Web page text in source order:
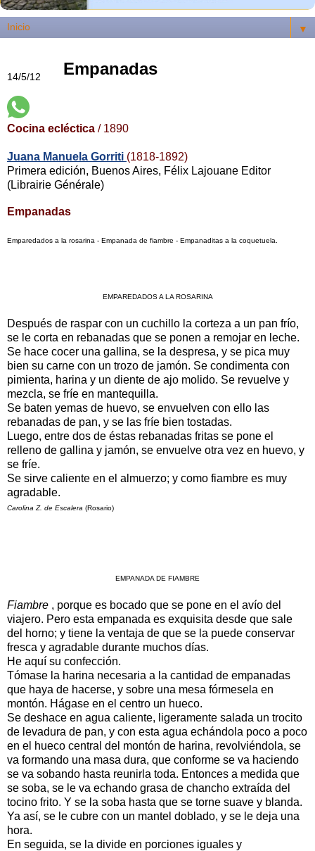
▼
14/5/12 Empanadas
Cocina ecléctica / 1890
Juana Manuela Gorriti (1818-1892)
Primera edición, Buenos Aires, Félix Lajouane Editor
(Librairie Générale)
Empanadas
Emparedados a la rosarina - Empanada de fiambre - Empanaditas a la coquetuela.
EMPAREDADOS A LA ROSARINA
Después de raspar con un cuchillo la corteza a un pan frío,
se le corta en rebanadas que se ponen a remojar en leche.
Se hace cocer una gallina, se la despresa, y se pica muy
bien su carne con un trozo de jamón. Se condimenta con
pimienta, harina y un diente de ajo molido. Se revuelve y
mezcla, se fríe en mantequilla.
Se baten yemas de huevo, se envuelven con ello las
rebanadas de pan, y se las fríe bien tostadas.
Luego, entre dos de éstas rebanadas fritas se pone el
relleno de gallina y jamón, se envuelve otra vez en huevo, y
se fríe.
Se sirve caliente en el almuerzo; y como fiambre es muy
agradable.
Carolina Z. de Escalera (Rosario)
EMPANADA DE FIAMBRE
Fiambre , porque es bocado que se pone en el avío del
viajero. Pero esta empanada es exquisita desde que sale
del horno; y tiene la ventaja de que se la puede conservar
fresca y agradable durante muchos días.
He aquí su confección.
Tómase la harina necesaria a la cantidad de empanadas
que haya de hacerse, y sobre una mesa fórmesela en
montón. Hágase en el centro un hueco.
Se deshace en agua caliente, ligeramente salada un trocito
de levadura de pan, y con esta agua echándola poco a poco
en el hueco central del montón de harina, revolviéndola, se
va formando una masa dura, que conforme se va haciendo
se va sobando hasta reunirla toda. Entonces a medida que
se soba, se le va echando grasa de chancho extraída del
tocino frito. Y se la soba hasta que se torne suave y blanda.
Ya así, se le cubre con un mantel doblado, y se le deja una
hora.
En seguida, se la divide en porciones iguales y